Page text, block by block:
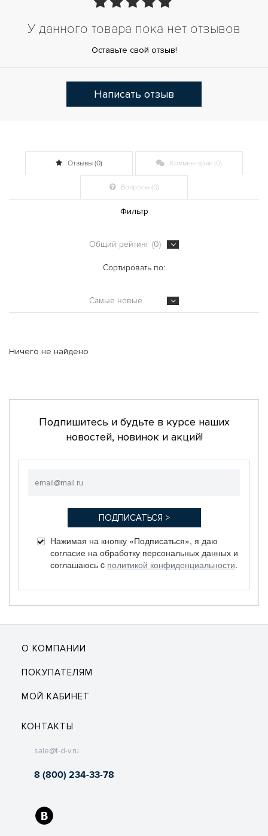
У данного товара пока нет отзывов
Оставьте свой отзыв!
Написать отзыв
Отзывы (0) Комментарии (0)
Вопросы (0)
Фильтр
Общий рейтинг (0)
Сортировать по:
Самые новые
Ничего не найдено
Подпишитесь и будьте в курсе наших
новостей, новинок и акций!
Нажимая на кнопку «Подписаться», я даю
согласие на обработку персональных данных и
соглашаюсь c политикой конфиденциальности.
О КОМПАНИИ
ПОКУПАТЕЛЯМ
МОЙ КАБИНЕТ
КОНТАКТЫ
sale@t-d-v.ru
8 (800) 234-33-78